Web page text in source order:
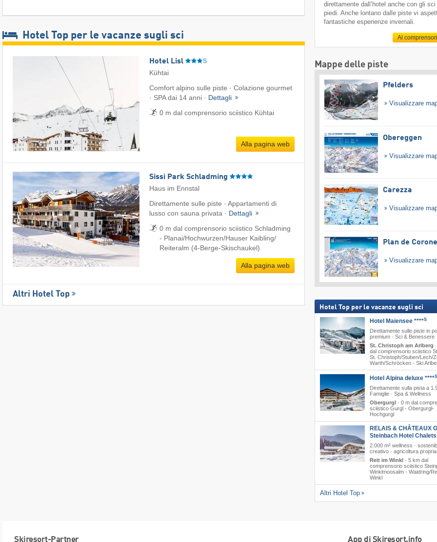
Hotel Top per le vacanze sugli sci
Hotel Lisl S
Kühtai
Comfort alpino sulle piste · Colazione gourmet
· SPA dai 14 anni · Dettagli
0 m dal comprensorio sciistico Kühtai
Alla pagina web
Sissi Park Schladming
Haus im Ennstal
Direttamente sulle piste · Appartamenti di
lusso con sauna privata · Dettagli
0 m dal comprensorio sciistico Schladming
- Planai/​Hochwurzen/​Hauser Kaibling/​
Reiteralm (4-Berge-Skischaukel)
Alla pagina web
Altri Hotel Top
direttamente dall’hotel anche con gli sci
piedi. Anche lontano dalle piste vi
fantastiche esperienze invernali.
Al
Mappe delle piste
Pfelders
Visualizzare
Obereggen
Visualizzare
Carezza
Visualizzare
Plan de
Visualizzare
Hotel Top per le vacanze sugli sci
Hotel Maiensee ****S
Direttamente sulle piste in
premium · Sci & Benessere
St. Christoph am Arlberg
dal comprensorio sciistico
St. Christoph/​Stuben/​Lech/​
Warth/​Schröcken - Ski
Hotel Alpina deluxe ****S
Direttamente sulla pista a
Famiglie · Spa & Wellness
Obergurgl
· 0 m dal
sciistico Gurgl - Obergurgl-
Hochgurgl
RELAIS & CHÂTEAUX
Steinbach Hotel Chalets
2.000 m² wellness ·
creativo · agricoltura propria
Reit im Winkl · 5 km dal
comprensorio sciistico
Winklmoosalm - Waidring/​
Winkl
Altri Hotel Top
Skiresort-Partner App di Skiresort.info